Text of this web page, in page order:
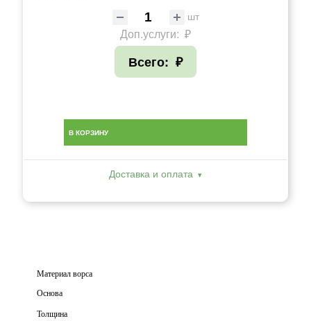
шт
Доп.услуги: ₽
Всего: ₽
В КОРЗИНУ
Доставка и оплата
Материал ворса
Основа
Толщина